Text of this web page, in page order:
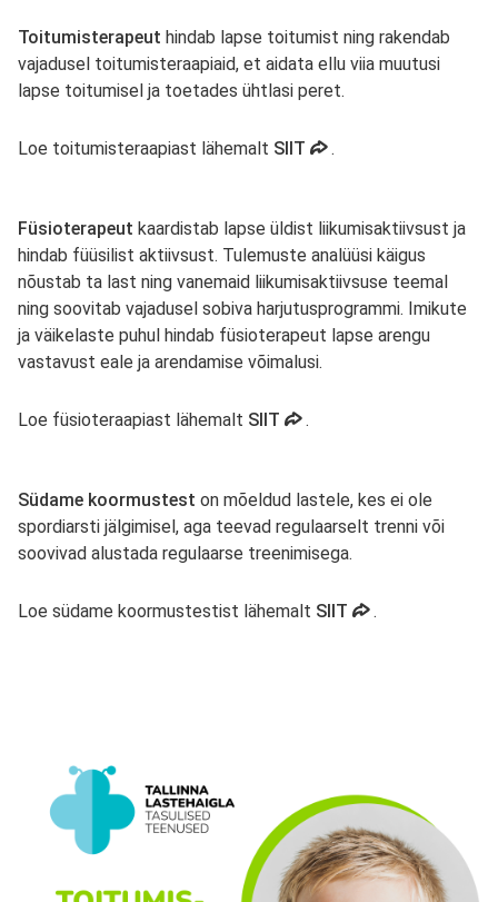
Toitumisterapeut hindab lapse toitumist ning rakendab
vajadusel toitumisteraapiaid, et aidata ellu viia muutusi
lapse toitumisel ja toetades ühtlasi peret.
Loe toitumisteraapiast lähemalt SIIT avaneb uues
.
Füsioterapeut kaardistab lapse üldist liikumisaktiivsust ja
hindab füüsilist aktiivsust. Tulemuste analüüsi käigus
nõustab ta last ning vanemaid liikumisaktiivsuse teemal
ning soovitab vajadusel sobiva harjutusprogrammi. Imikute
ja väikelaste puhul hindab füsioterapeut lapse arengu
vastavust eale ja arendamise võimalusi.
Loe füsioteraapiast lähemalt SIIT avaneb uues vahekaardis
.
Südame koormustest on mõeldud lastele, kes ei ole
spordiarsti jälgimisel, aga teevad regulaarselt trenni või
soovivad alustada regulaarse treenimisega.
Loe südame koormustestist lähemalt SIIT avaneb uues
.